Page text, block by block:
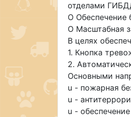
отделами
O Обеспечение
O Масштабная
В целях
1. Кнопка
2.
Основными
u - пожарная
u -
u -